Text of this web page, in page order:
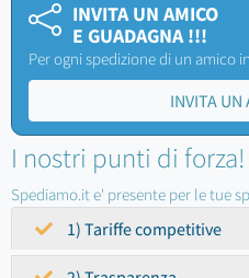
INVITA UN AMICO
E GUADAGNA !!!
Per ogni spedizione di un amico
INVITA UN
I nostri punti di forza!
Spediamo.it e' presente per le tue
1) Tariffe competitive